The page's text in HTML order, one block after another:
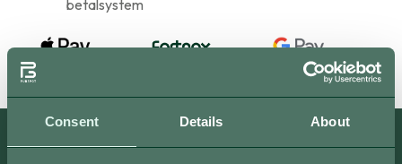
Consent Details About
betalsystem